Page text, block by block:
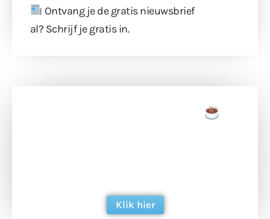
Ontvang je de gratis nieuwsbrief
al? Schrijf je gratis in.
Klik hier